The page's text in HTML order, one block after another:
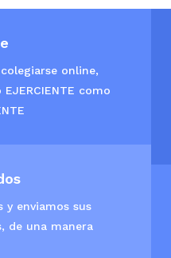
online,
como
y enviamos sus
de una manera